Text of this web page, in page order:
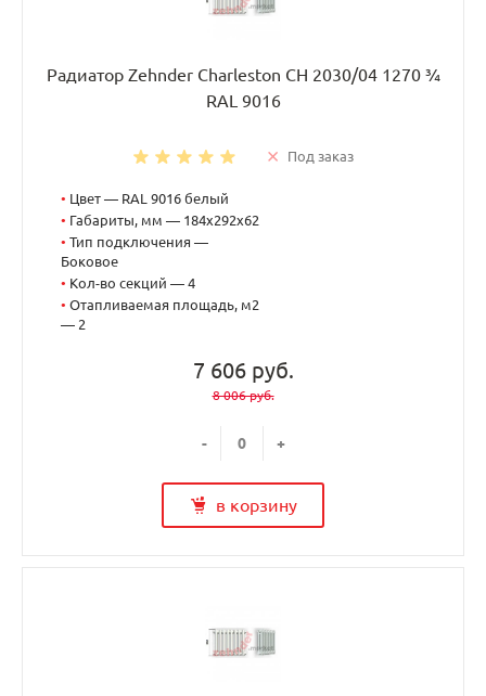
Радиатор Zehnder Charleston CH 2030/04 1270 ¾
RAL 9016
Под заказ
• Цвет — RAL 9016 белый
• Габариты, мм — 184x292x62
• Тип подключения —
Боковое
• Кол-во секций — 4
• Отапливаемая площадь, м2
— 2
7 606 руб.
8 006 руб.
- +
в корзину